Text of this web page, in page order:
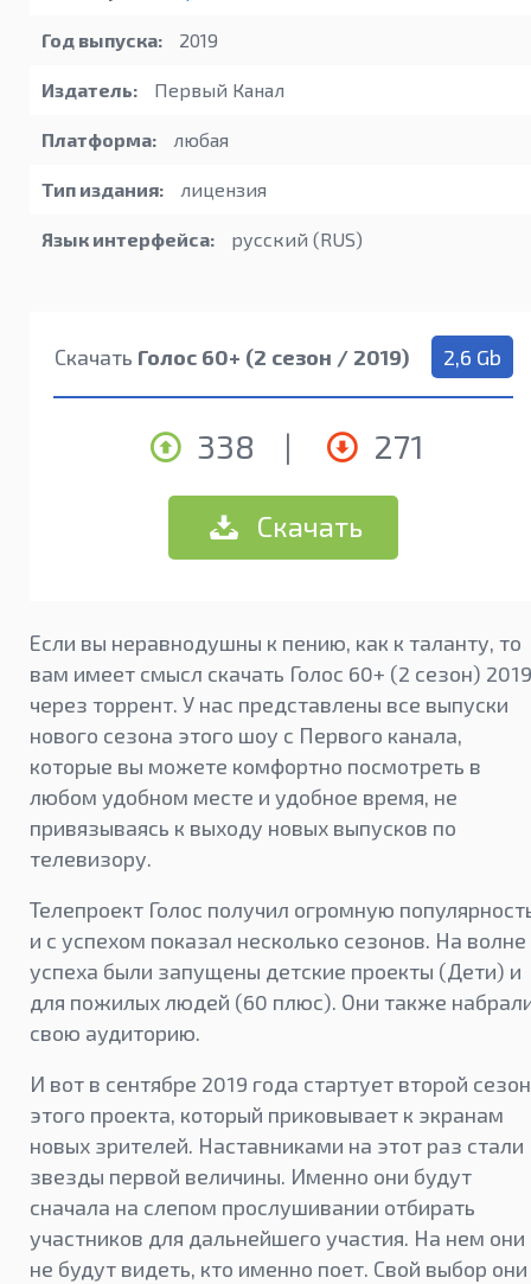
Год выпуска: 2019
Издатель: Первый Канал
Платформа: любая
Тип издания: лицензия
Язык интерфейса: русский (RUS)
Скачать Голос 60+ (2 сезон / 2019) 2,6 Gb
338 | 271
Скачать
Если вы неравнодушны к пению, как к таланту, то
вам имеет смысл скачать Голос 60+ (2 сезон) 2019
через торрент. У нас представлены все выпуски
нового сезона этого шоу с Первого канала,
которые вы можете комфортно посмотреть в
любом удобном месте и удобное время, не
привязываясь к выходу новых выпусков по
телевизору.
Телепроект Голос получил огромную
и с успехом показал несколько сезонов. На волне
успеха были запущены детские проекты (Дети) и
для пожилых людей (60 плюс). Они также
свою аудиторию.
И вот в сентябре 2019 года стартует второй сезон
этого проекта, который приковывает к экранам
новых зрителей. Наставниками на этот раз стали
звезды первой величины. Именно они будут
сначала на слепом прослушивании отбирать
участников для дальнейшего участия. На нем они
не будут видеть, кто именно поет. Свой выбор они